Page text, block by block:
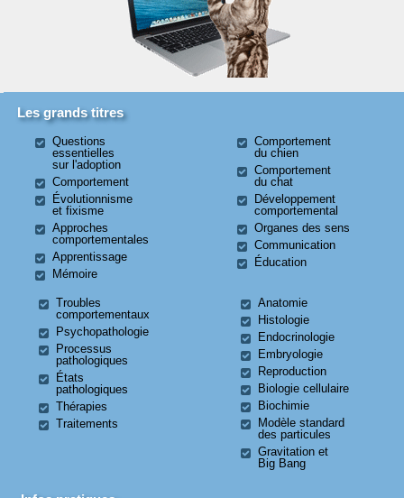
Les grands titres
Questions
essentielles
sur l'adoption
Comportement
Évolutionnisme
et fixisme
Approches
comportementales
Apprentissage
Mémoire
Comportement
du chien
Comportement
du chat
Développement
comportemental
Organes des sens
Communication
Éducation
Troubles
comportementaux
Psychopathologie
Processus
pathologiques
États
pathologiques
Thérapies
Traitements
Anatomie
Histologie
Endocrinologie
Embryologie
Reproduction
Biologie cellulaire
Biochimie
Modèle standard
des particules
Gravitation et
Big Bang